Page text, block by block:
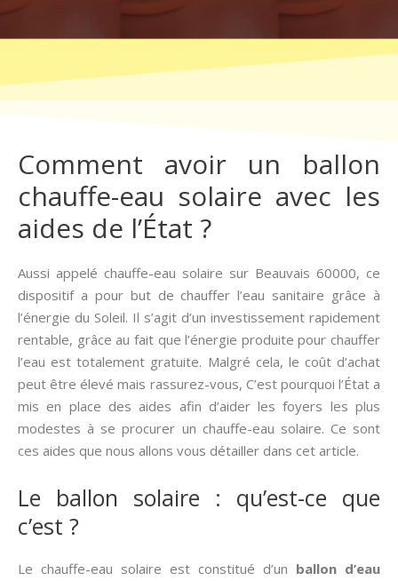
Comment avoir un ballon
chauffe-eau solaire avec les
aides de l’État ?
Aussi appelé chauffe-eau solaire sur Beauvais 60000, ce
dispositif a pour but de chauffer l’eau sanitaire grâce à
l’énergie du Soleil. Il s’agit d’un investissement rapidement
rentable, grâce au fait que l’énergie produite pour chauffer
l’eau est totalement gratuite. Malgré cela, le coût d’achat
peut être élevé mais rassurez-vous, C’est pourquoi l’État a
mis en place des aides afin d’aider les foyers les plus
modestes à se procurer un chauffe-eau solaire. Ce sont
ces aides que nous allons vous détailler dans cet article.
Le ballon solaire : qu’est-ce que
c’est ?
Le chauffe-eau solaire est constitué d’un ballon d’eau